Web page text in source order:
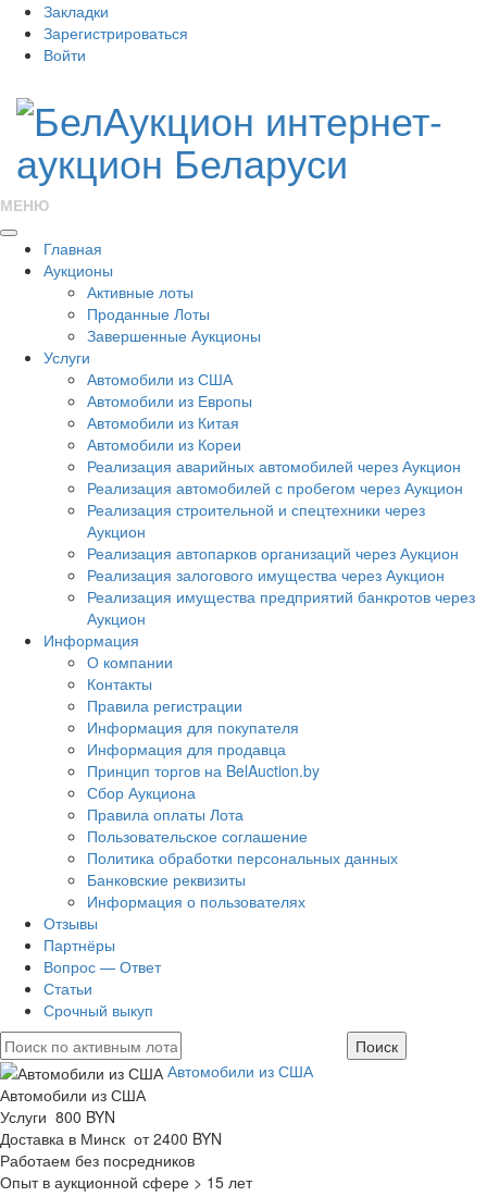
Закладки
Зарегистрироваться
Войти
МЕНЮ
Главная
Аукционы
Активные лоты
Проданные Лоты
Завершенные Аукционы
Услуги
Автомобили из США
Автомобили из Европы
Автомобили из Китая
Автомобили из Кореи
Реализация аварийных автомобилей через Аукцион
Реализация автомобилей с пробегом через Аукцион
Реализация строительной и спецтехники через
Аукцион
Реализация автопарков организаций через Аукцион
Реализация залогового имущества через Аукцион
Реализация имущества предприятий банкротов через
Аукцион
Информация
О компании
Контакты
Правила регистрации
Информация для покупателя
Информация для продавца
Принцип торгов на BelAuction.by
Сбор Аукциона
Правила оплаты Лота
Пользовательское соглашение
Политика обработки персональных данных
Банковские реквизиты
Информация о пользователях
Отзывы
Партнёры
Вопрос — Ответ
Статьи
Срочный выкуп
Автомобили из США
Автомобили из США
Услуги 800 BYN
Доставка в Минск от 2400 BYN
Работаем без посредников
Опыт в аукционной сфере > 15 лет